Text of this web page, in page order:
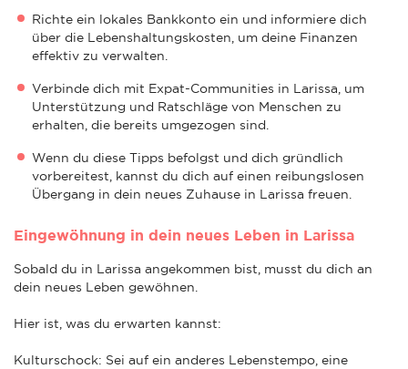
Richte ein lokales Bankkonto ein und informiere dich
über die Lebenshaltungskosten, um deine Finanzen
effektiv zu verwalten.
Verbinde dich mit Expat-Communities in Larissa, um
Unterstützung und Ratschläge von Menschen zu
erhalten, die bereits umgezogen sind.
Wenn du diese Tipps befolgst und dich gründlich
vorbereitest, kannst du dich auf einen reibungslosen
Übergang in dein neues Zuhause in Larissa freuen.
Eingewöhnung in dein neues Leben in Larissa
Sobald du in Larissa angekommen bist, musst du dich an
dein neues Leben gewöhnen.
Hier ist, was du erwarten kannst:
Kulturschock: Sei auf ein anderes Lebenstempo, eine